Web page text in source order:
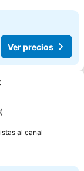
Ver precios
al canal